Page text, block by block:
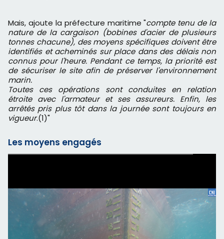
Mais, ajoute la préfecture maritime "compte tenu de la
nature de la cargaison (bobines d'acier de plusieurs
tonnes chacune), des moyens spécifiques doivent être
identifiés et acheminés sur place dans des délais non
connus pour l'heure. Pendant ce temps, la priorité est
de sécuriser le site afin de préserver l'environnement
marin.
Toutes ces opérations sont conduites en relation
étroite avec l'armateur et ses assureurs. Enfin, les
arrêtés pris plus tôt dans la journée sont toujours en
vigueur.(1)"
Les moyens engagés